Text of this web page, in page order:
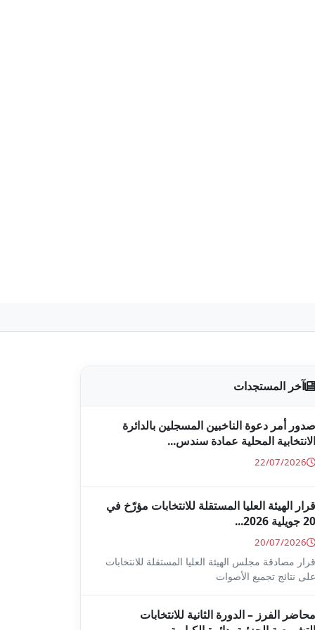
آخر المستجدات
صدور أمر دعوة الناخبين المسجلين بالدائرة
الانتخابية المحلية عمادة سندس...
22/07/2026
قرار الهيئة العليا المستقلة للانتخابات مؤرّخ في
20 جويلية 2026...
20/07/2026
قرار مصادقة مجلس الهيئة العليا المستقلة للانتخابات
على نتائج تجميع الأصوات
محاضر الفرز – الدورة الثانية للانتخابات